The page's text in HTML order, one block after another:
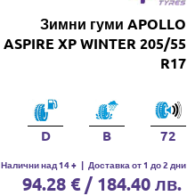
Зимни гуми APOLLO
ASPIRE XP WINTER 205/55
R17
D B 72
Налични над 14 + | Доставка от 1 до 2 дни
94.28 € / 184.40 лв.